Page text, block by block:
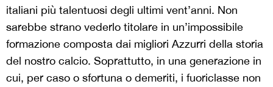
italiani più talentuosi degli ultimi vent’anni. Non
sarebbe strano vederlo titolare in un’impossibile
formazione composta dai migliori Azzurri della storia
del nostro calcio. Soprattutto, in una generazione in
cui, per caso o sfortuna o demeriti, i fuoriclasse non